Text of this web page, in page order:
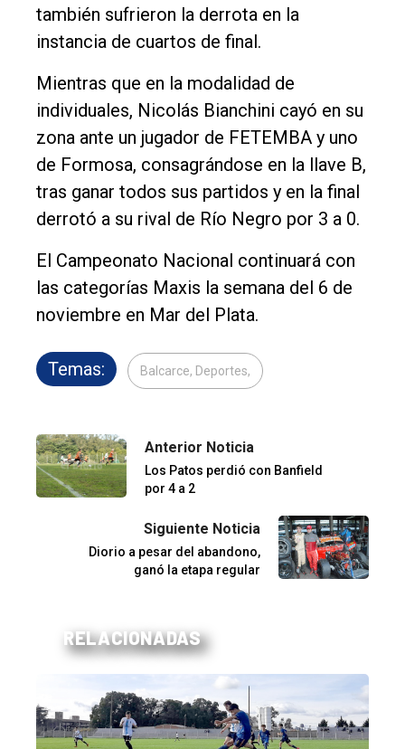
también sufrieron la derrota en la
instancia de cuartos de final.
Mientras que en la modalidad de
individuales, Nicolás Bianchini cayó en su
zona ante un jugador de FETEMBA y uno
de Formosa, consagrándose en la llave B,
tras ganar todos sus partidos y en la final
derrotó a su rival de Río Negro por 3 a 0.
El Campeonato Nacional continuará con
las categorías Maxis la semana del 6 de
noviembre en Mar del Plata.
Temas: Balcarce, Deportes,
Anterior Noticia
Los Patos perdió con Banfield
por 4 a 2
Siguiente Noticia
Diorio a pesar del abandono,
ganó la etapa regular
RELACIONADAS